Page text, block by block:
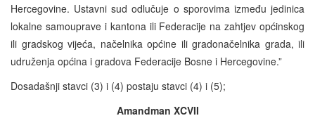
Hercegovine. Ustavni sud odlučuje o sporovima između jedinica
lokalne samouprave i kantona ili Federacije na zahtjev općinskog
ili gradskog vijeća, načelnika općine ili gradonačelnika grada, ili
udruženja općina i gradova Federacije Bosne i Hercegovine.”
Dosadašnji stavci (3) i (4) postaju stavci (4) i (5);
Amandman XCVII